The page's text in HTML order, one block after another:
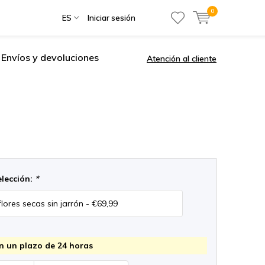
ES Iniciar sesión
0
Envíos y devoluciones Atención al cliente
*
un plazo de 24 horas